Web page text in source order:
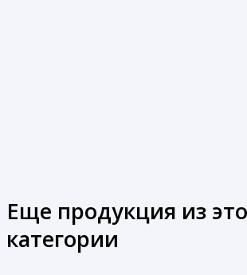
Еще продукция из
категории